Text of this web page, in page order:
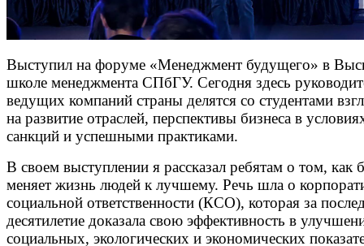
Выступил на форуме «Менеджмент будущего» в
школе менеджмента СПбГУ. Сегодня здесь
ведущих компаний страны делятся со студентами
на развитие отраслей, перспективы бизнеса в
санкций и успешными практиками.
В своем выступлении я рассказал ребятам о том, как
меняет жизнь людей к лучшему. Речь шла о
социальной ответственности (КСО), которая за
десятилетие доказала свою эффективность в
социальных, экологических и экономических